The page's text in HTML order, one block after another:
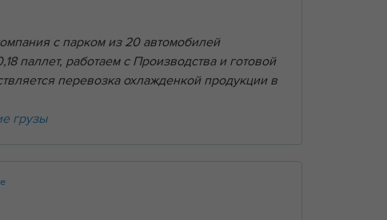
с парком из 20 автомобилей
паллет, работаем с Производства и готовой
перевозка охлажденкой продукции в
грузы